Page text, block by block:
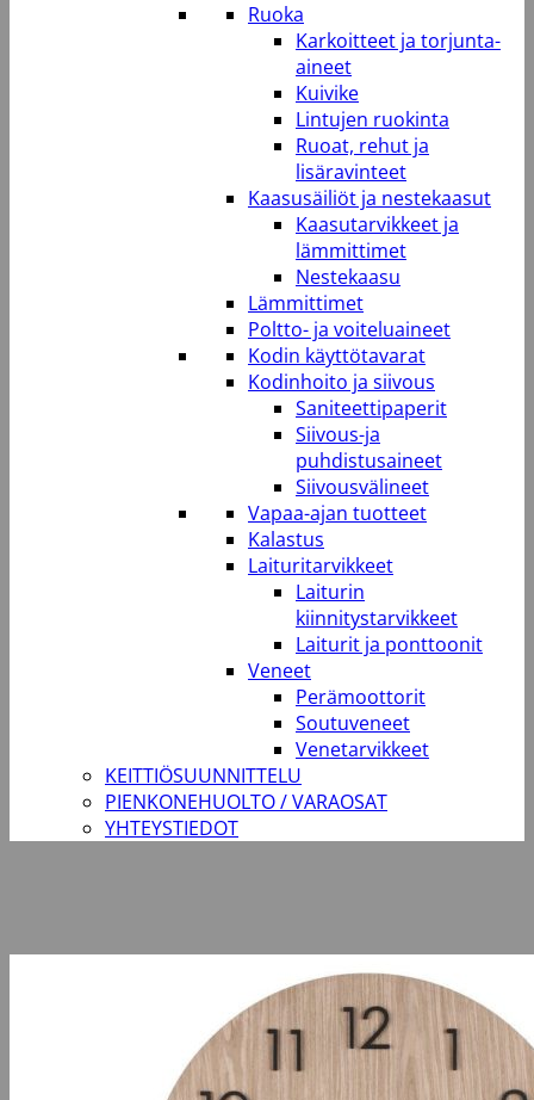
Ruoka
Karkoitteet ja torjunta-
aineet
Kuivike
Lintujen ruokinta
Ruoat, rehut ja
lisäravinteet
Kaasusäiliöt ja nestekaasut
Kaasutarvikkeet ja
lämmittimet
Nestekaasu
Lämmittimet
Poltto- ja voiteluaineet
Kodin käyttötavarat
Kodinhoito ja siivous
Saniteettipaperit
Siivous-ja
puhdistusaineet
Siivousvälineet
Vapaa-ajan tuotteet
Kalastus
Laituritarvikkeet
Laiturin
kiinnitystarvikkeet
Laiturit ja ponttoonit
Veneet
Perämoottorit
Soutuveneet
Venetarvikkeet
KEITTIÖSUUNNITTELU
PIENKONEHUOLTO / VARAOSAT
YHTEYSTIEDOT